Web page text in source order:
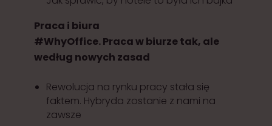
Praca i biura
#WhyOffice. Praca w biurze tak, ale
według nowych zasad
Rewolucja na rynku pracy stała się
faktem. Hybryda zostanie z nami na
zawsze